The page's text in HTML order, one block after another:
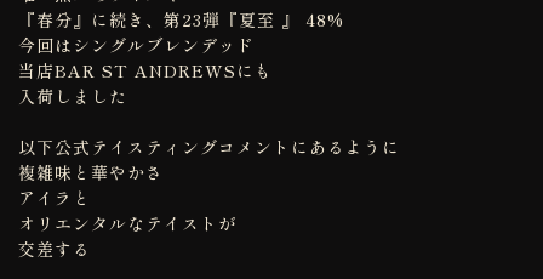
『春分』に続き、第23弾『夏至 』 48%
今回はシングルブレンデッド
当店BAR ST ANDREWSにも
入荷しました
以下公式テイスティングコメントにあるように
複雑味と華やかさ
アイラと
オリエンタルなテイストが
交差する